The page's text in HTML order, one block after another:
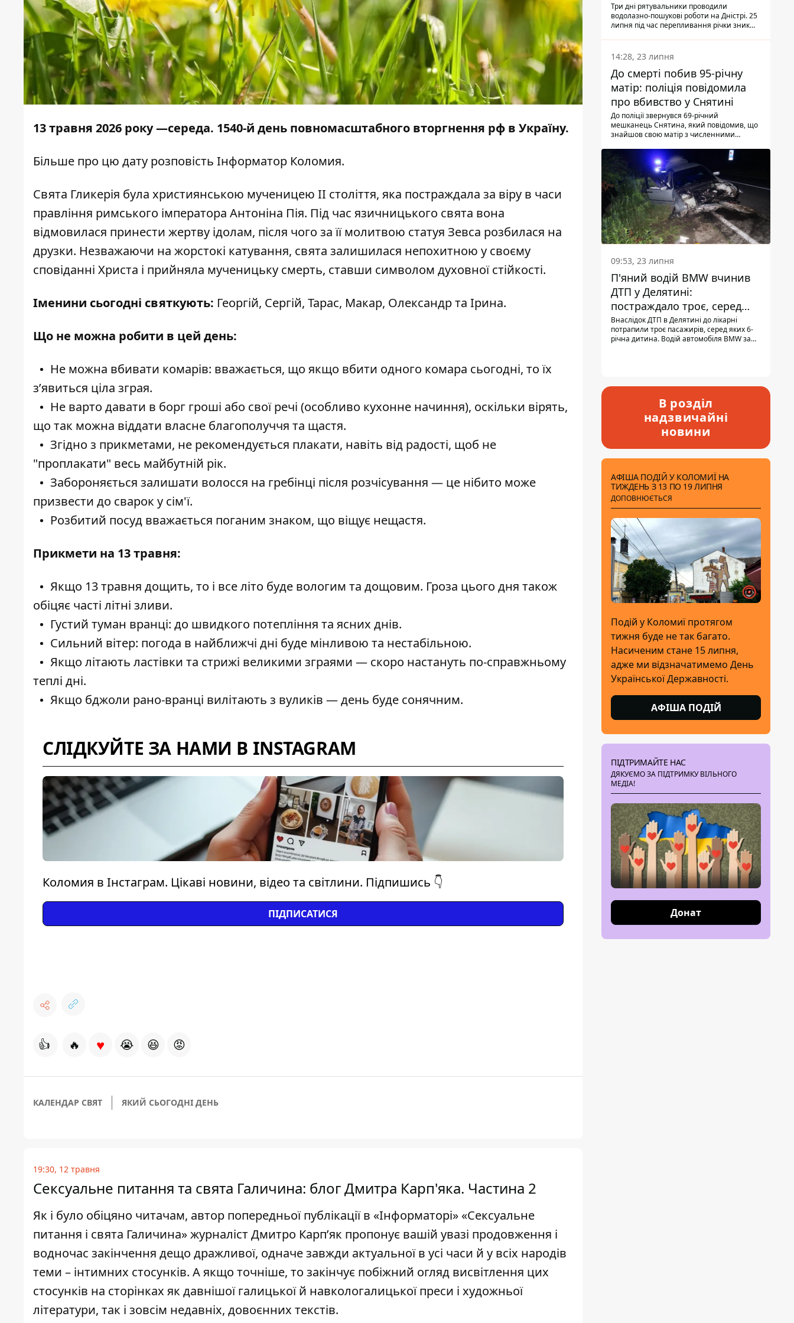
13 травня 2026 року —середа. 1540-й день повномасштабного вторгнення рф в Україну.
Більше про цю дату розповість Інформатор Коломия.
Свята Гликерія була християнською мученицею II століття, яка постраждала за віру в часи
правління римського імператора Антоніна Пія. Під час язичницького свята вона
відмовилася принести жертву ідолам, після чого за її молитвою статуя Зевса розбилася на
друзки. Незважаючи на жорстокі катування, свята залишилася непохитною у своєму
сповіданні Христа і прийняла мученицьку смерть, ставши символом духовної стійкості.
Іменини сьогодні святкують: Георгій, Сергій, Тарас, Макар, Олександр та Ірина.
Що не можна робити в цей день:
Не можна вбивати комарів: вважається, що якщо вбити одного комара сьогодні, то їх
з’явиться ціла зграя.
Не варто давати в борг гроші або свої речі (особливо кухонне начиння), оскільки вірять,
що так можна віддати власне благополуччя та щастя.
Згідно з прикметами, не рекомендується плакати, навіть від радості, щоб не
"проплакати" весь майбутній рік.
Забороняється залишати волосся на гребінці після розчісування — це нібито може
призвести до сварок у сім'ї.
Розбитий посуд вважається поганим знаком, що віщує нещастя.
Прикмети на 13 травня:
Якщо 13 травня дощить, то і все літо буде вологим та дощовим. Гроза цього дня також
обіцяє часті літні зливи.
Густий туман вранці: до швидкого потепління та ясних днів.
Сильний вітер: погода в найближчі дні буде мінливою та нестабільною.
Якщо літають ластівки та стрижі великими зграями — скоро настануть по-справжньому
теплі дні.
Якщо бджоли рано-вранці вилітають з вуликів — день буде сонячним.
СЛІДКУЙТЕ ЗА НАМИ В INSTAGRAM
Коломия в Інстаграм. Цікаві новини, відео та світлини. Підпишись 👇
ПІДПИСАТИСЯ
👍 🔥 ♥ 😭 😆 😡
КАЛЕНДАР СВЯТ ЯКИЙ СЬОГОДНІ ДЕНЬ
19:30, 12 травня
Сексуальне питання та свята Галичина: блог Дмитра Карп'яка. Частина 2
Як і було обіцяно читачам, автор попередньої публікації в «Інформаторі» «Сексуальне
питання і свята Галичина» журналіст Дмитро Карп’як пропонує вашій увазі продовження і
водночас закінчення дещо дражливої, одначе завжди актуальної в усі часи й у всіх народів
теми – інтимних стосунків. А якщо точніше, то закінчує побіжний огляд висвітлення цих
стосунків на cторінках як давнішої галицької й навкологалицької преси і художньої
літератури, так і зовсім недавніх, довоєнних текстів.
Три дні рятувальники проводили
водолазно-пошукові роботи на Дністрі. 25
липня під час перепливання річки зник
виявили тіло.
14:28, 23 липня
До смерті побив 95-річну
матір: поліція повідомила
про вбивство у Снятині
До поліції звернувся 69-річний
мешканець Снятина, який повідомив, що
знайшов свою матір з численними
з'ясували правоохоронці, ці травми жінці
наніс її син.
09:53, 23 липня
П'яний водій BMW вчинив
ДТП у Делятині:
постраждало троє, серед
них - дитина
Внаслідок ДТП в Делятині до лікарні
потрапили троє пасажирів, серед яких 6-
річна дитина. Водій автомобіля BMW за
В розділ
надзвичайні
новини
АФІША ПОДІЙ У КОЛОМИЇ НА
ТИЖДЕНЬ З 13 ПО 19 ЛИПНЯ
ДОПОВНЮЄТЬСЯ
Подій у Коломиї протягом
тижня буде не так багато.
Насиченим стане 15 липня,
адже ми відзначатимемо День
Української Державності.
АФІША ПОДІЙ
ПІДТРИМАЙТЕ НАС
ДЯКУЄМО ЗА ПІДТРИМКУ ВІЛЬНОГО
МЕДІА!
Донат